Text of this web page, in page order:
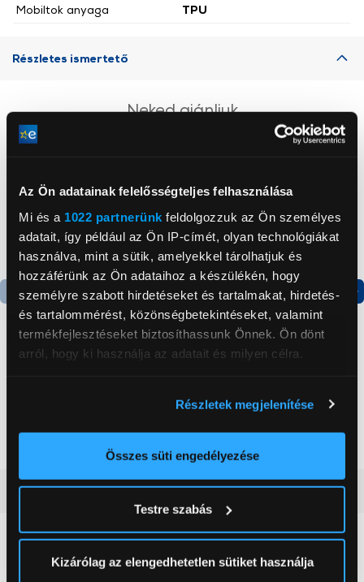
Az Ön adatainak felelősségteljes felhasználása
Mi és a 1022 partnerünk feldolgozzuk az Ön személyes
adatait, így például az Ön IP-címét, olyan technológiákat
használva, mint a sütik, amelyekkel tárolhatjuk és
hozzáférünk az Ön adataihoz a készülékén, hogy
személyre szabott hirdetéseket és tartalmakat, hirdetés-
és tartalommérést, közönségbetekintéseket, valamint
termékfejlesztéseket biztosíthassunk Önnek. Ön dönt
arról, hogy ki használja az adatait és milyen célra.
elhelyezkedéséről pár méteres pontossággal
Az Ön készülékén beazonosítása annak konkrét
módjairól és adja meg preferenciáit aRészletek
pontban. Bármikor módosíthatja vagy visszavonhatja a
Sütinyilatkozathoz való hozzájárulását.
Részletek megjelenítése
Összes süti engedélyezése
Testre szabás
Kizárólag az elengedhetetlen sütiket használja
Mobiltok anyaga
TPU
Részletes ismertető
Neked ajánljuk
Termék adatlap Termék adatlap
kombinált hűtőszekrény
Vásárlói vélemények(0)
0